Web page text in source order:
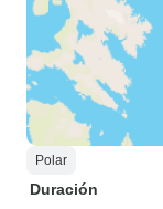
Polar
Duración